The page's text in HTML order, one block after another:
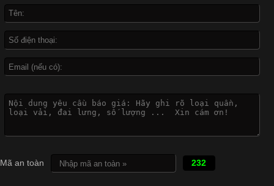
được ứng dụng rộng rãi trong ngành sản xuất may mặc, đặc
Cập nhật 2026-04-21 15:41:03
In Chuyển Nhiệt Là Gì? Công Nghệ In Hiện Đại Trong Ngành
May Mặc Trong ngành in ấn và thời trang, in chuyển nhiệt đang
Mã an toàn 232